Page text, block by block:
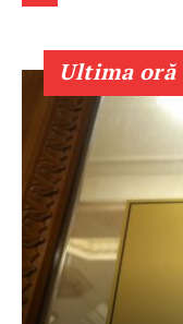
Despre noi / Echipa
Proiecte editoriale
Rețea
Contact
Ultima oră